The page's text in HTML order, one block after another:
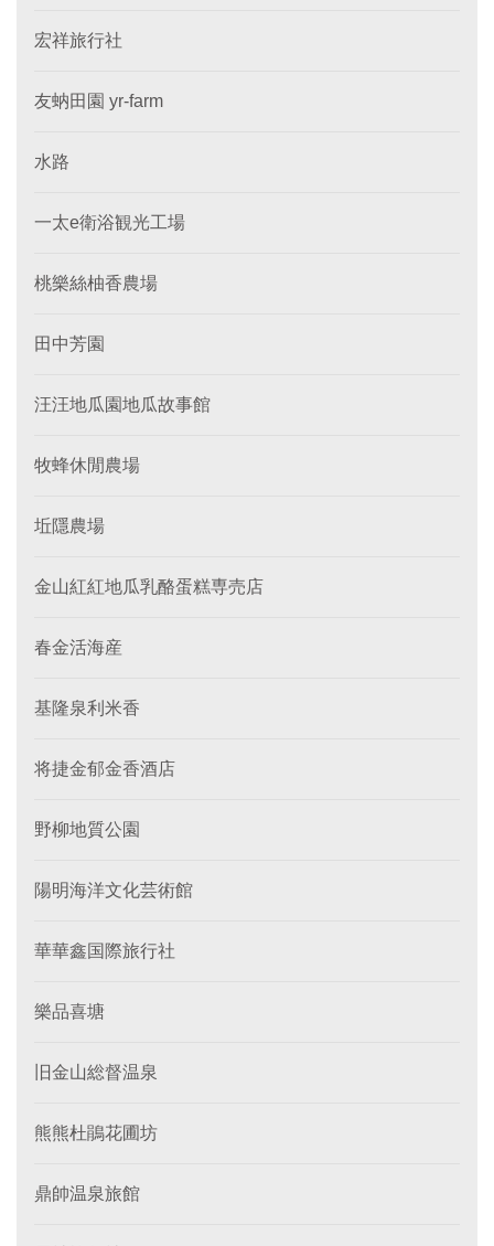
宏祥旅行社
友蚋田園 yr-farm
水路
一太e衛浴観光工場
桃樂絲柚香農場
田中芳園
汪汪地瓜園地瓜故事館
牧蜂休閒農場
坵隱農場
金山紅紅地瓜乳酪蛋糕専売店
春金活海産
基隆泉利米香
将捷金郁金香酒店
野柳地質公園
陽明海洋文化芸術館
華華鑫国際旅行社
樂品喜塘
旧金山総督温泉
熊熊杜鵑花圃坊
鼎帥温泉旅館